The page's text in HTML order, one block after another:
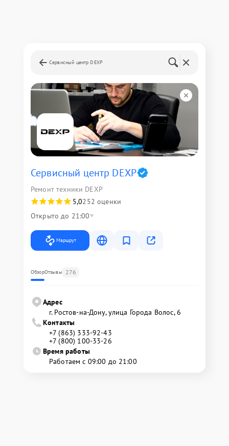
Сервисный центр DEXP
Сервисный центр DEXP
Ремонт техники DEXP
5,0252 оценки
Открыто до 21:00
Маршрут
ОбзорОтзывы 276
Адрес
г. Ростов-на-Дону, улица Города Волос, 6
Контакты
+7 (863) 333-92-43
+7 (800) 100-33-26
Время работы
Работаем с 09:00 до 21:00